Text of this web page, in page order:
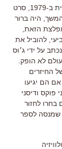
סרט
היה ברור
הזאת
להוביל את
על ידי ג׳וס
לא הופק
החיזרים
הם יגיעו
פוקס ודיסני
בחרו לחזור
שמנסה לספר